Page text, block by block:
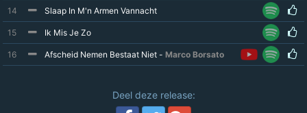
14 Slaap In M'n Armen Vannacht
15 Ik Mis Je Zo
16 Afscheid Nemen Bestaat Niet - Marco Borsato
Deel deze release: